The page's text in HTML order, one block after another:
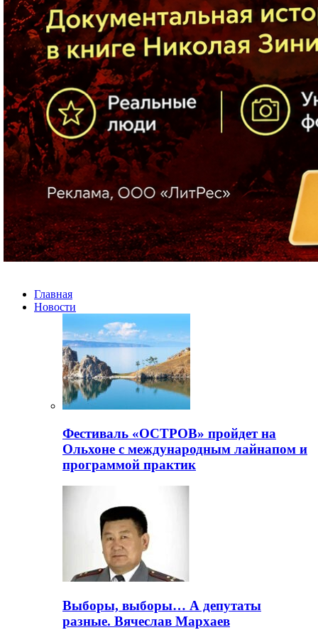
Главная
Новости
Фестиваль «ОСТРОВ» пройдет на
Ольхоне с международным лайнапом и
программой практик
Выборы, выборы… А депутаты
разные. Вячеслав Мархаев